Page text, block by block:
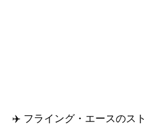
✈️ フライング・エースのス